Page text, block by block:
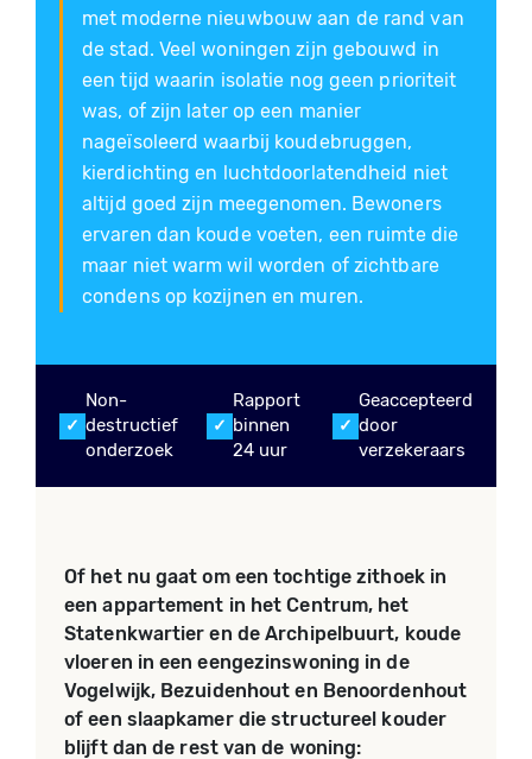
met moderne nieuwbouw aan de rand van
de stad. Veel woningen zijn gebouwd in
een tijd waarin isolatie nog geen prioriteit
was, of zijn later op een manier
nageïsoleerd waarbij koudebruggen,
kierdichting en luchtdoorlatendheid niet
altijd goed zijn meegenomen. Bewoners
ervaren dan koude voeten, een ruimte die
maar niet warm wil worden of zichtbare
condens op kozijnen en muren.
Non-
destructief
onderzoek
Rapport
binnen
24 uur
Geaccepteerd
door
verzekeraars
Of het nu gaat om een tochtige zithoek in
een appartement in het Centrum, het
Statenkwartier en de Archipelbuurt, koude
vloeren in een eengezinswoning in de
Vogelwijk, Bezuidenhout en Benoordenhout
of een slaapkamer die structureel kouder
blijft dan de rest van de woning: